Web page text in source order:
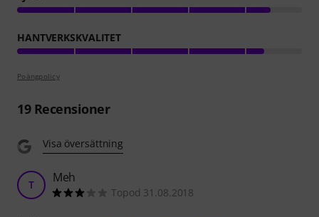
HANTVERKSKVALITET
Poängpolicy
19Recensioner
Visa översättning
T Meh
Topod 31.08.2018